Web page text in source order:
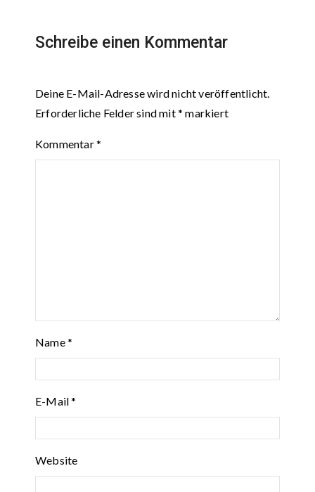
Schreibe einen Kommentar
Deine E-Mail-Adresse wird nicht veröffentlicht.
Erforderliche Felder sind mit* markiert
Kommentar*
Name*
E-Mail*
Website